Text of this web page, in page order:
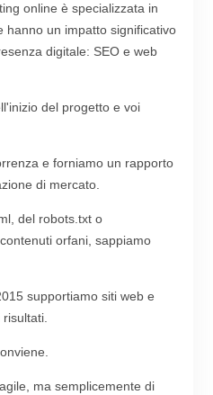
online è specializzata in
hanno un impatto significativo
digitale: SEO e web
del progetto e voi
e forniamo un rapporto
di mercato.
del robots.txt o
orfani, sappiamo
supportiamo siti web e
ma semplicemente di